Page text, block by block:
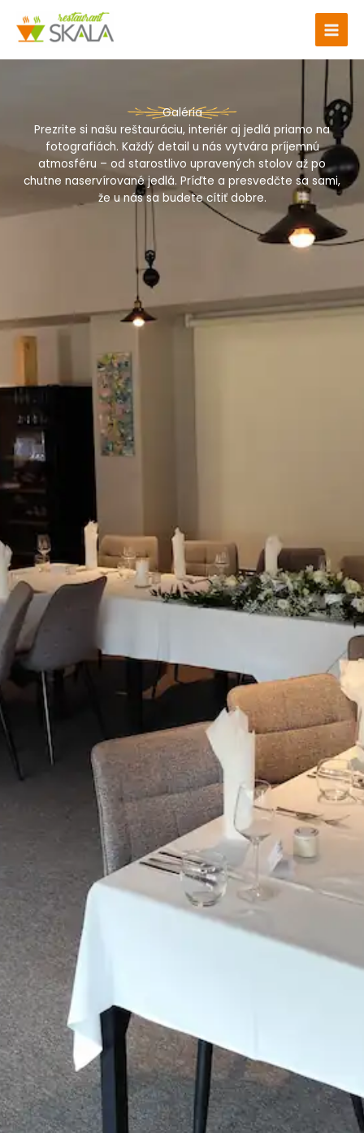
obsah
Galéria
Prezrite si našu reštauráciu, interiér aj jedlá priamo na
fotografiách. Každý detail u nás vytvára príjemnú
atmosféru – od starostlivo upravených stolov až po
chutne naservírované jedlá. Príďte a presvedčte sa sami,
že u nás sa budete cítiť dobre.